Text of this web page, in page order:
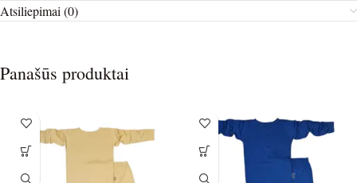
Atsiliepimai (0)
Panašūs produktai